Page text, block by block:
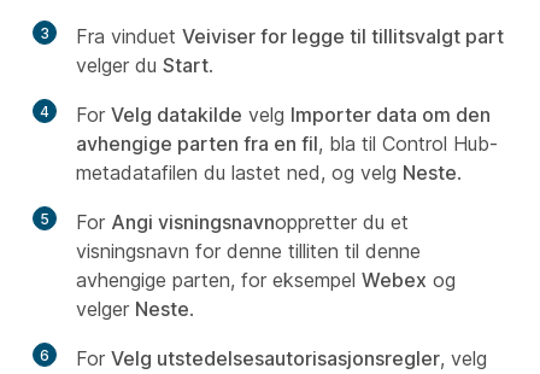
3 Fra vinduet Veiviser for legge til tillitsvalgt part
velger du Start.
4 For Velg datakilde velg Importer data om den
avhengige parten fra en fil, bla til Control Hub-
metadatafilen du lastet ned, og velg Neste.
5 For Angi visningsnavnoppretter du et
visningsnavn for denne tilliten til denne
avhengige parten, for eksempel Webex og
velger Neste.
6 For Velg utstedelsesautorisasjonsregler, velg